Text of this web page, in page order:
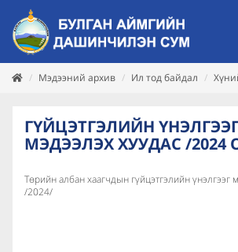
Мэдээний архив Ил тод байдал
ГҮЙЦЭТГЭЛИЙН
МЭДЭЭЛЭХ ХУУДАС /2024
Төрийн албан хаагчдын гүйцэтгэлийн үнэлгээг
/2024/